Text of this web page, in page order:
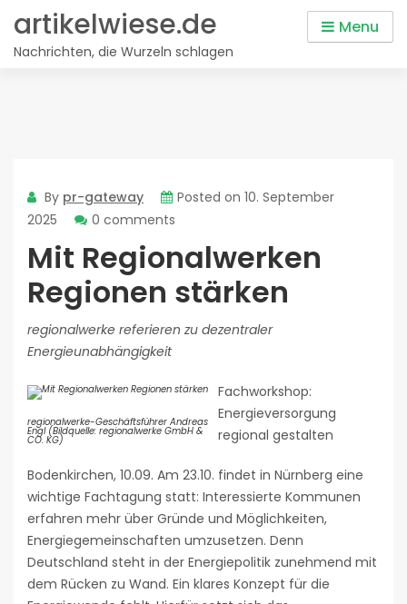
content
artikelwiese.de
Nachrichten, die Wurzeln schlagen
Menu
By pr-gateway Posted on 10. September
2025
0 comments
Mit Regionalwerken
Regionen stärken
regionalwerke referieren zu dezentraler
Energieunabhängigkeit
regionalwerke-Geschäftsführer Andreas
Engl (Bildquelle: regionalwerke GmbH &
CO. KG)
Fachworkshop:
Energieversorgung
regional gestalten
Bodenkirchen, 10.09. Am 23.10. findet in Nürnberg eine
wichtige Fachtagung statt: Interessierte Kommunen
erfahren mehr über Gründe und Möglichkeiten,
Energiegemeinschaften umzusetzen. Denn
Deutschland steht in der Energiepolitik zunehmend mit
dem Rücken zu Wand. Ein klares Konzept für die